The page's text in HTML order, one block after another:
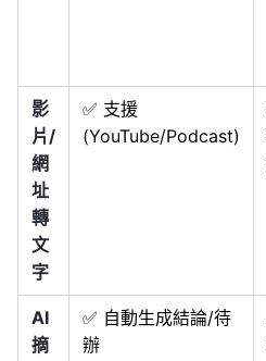
影
片/
網
址
轉
文
字
✅ 支援
(YouTube/Podcast)
AI
摘
✅ 自動生成結論/待
辦